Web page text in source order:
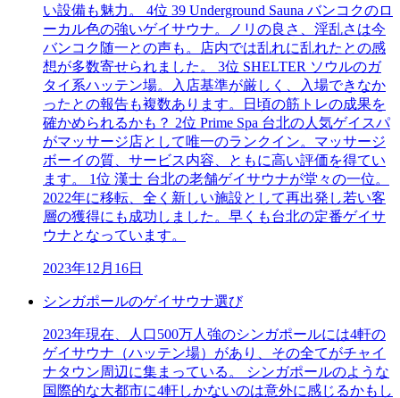
い設備も魅力。 4位 39 Underground Sauna バンコクのロ
ーカル色の強いゲイサウナ。ノリの良さ、淫乱さは今
バンコク随一との声も。店内では乱れに乱れたとの感
想が多数寄せられました。 3位 SHELTER ソウルのガ
タイ系ハッテン場。入店基準が厳しく、入場できなか
ったとの報告も複数あります。日頃の筋トレの成果を
確かめられるかも？ 2位 Prime Spa 台北の人気ゲイスパ
がマッサージ店として唯一のランクイン。マッサージ
ボーイの質、サービス内容、ともに高い評価を得てい
ます。 1位 漢士 台北の老舗ゲイサウナが堂々の一位。
2022年に移転、全く新しい施設として再出発し若い客
層の獲得にも成功しました。早くも台北の定番ゲイサ
ウナとなっています。
2023年12月16日
シンガポールのゲイサウナ選び
2023年現在、人口500万人強のシンガポールには4軒の
ゲイサウナ（ハッテン場）があり、その全てがチャイ
ナタウン周辺に集まっている。 シンガポールのような
国際的な大都市に4軒しかないのは意外に感じるかもし